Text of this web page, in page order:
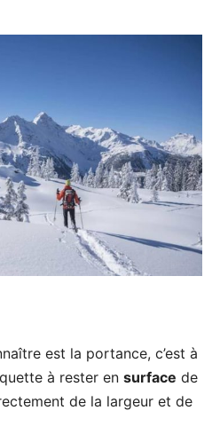
est la portance, c’est à
à rester en surface de
de la largeur et de